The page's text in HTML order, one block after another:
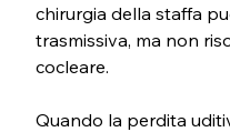
chirurgia della staffa
trasmissiva, ma non
cocleare.
Quando la perdita